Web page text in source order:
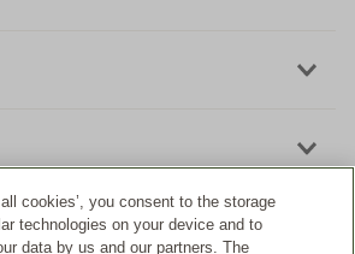
cookies’, you consent to the storage
technologies on your device and to
data by us and our partners. The